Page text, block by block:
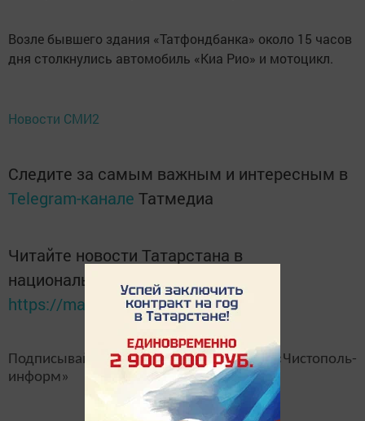
Возле бывшего здания «Татфондбанка» около 15 часов
дня столкнулись автомобиль «Киа Рио» и мотоцикл.
Новости СМИ2
Следите за самым важным и интересным в
Telegram-канале Татмедиа
Читайте новости Татарстана в
национальном мессенджере MАХ:
https://max.ru/tatmedia
Подписывайтесь на нашканалMAX«Чистополь-
информ»